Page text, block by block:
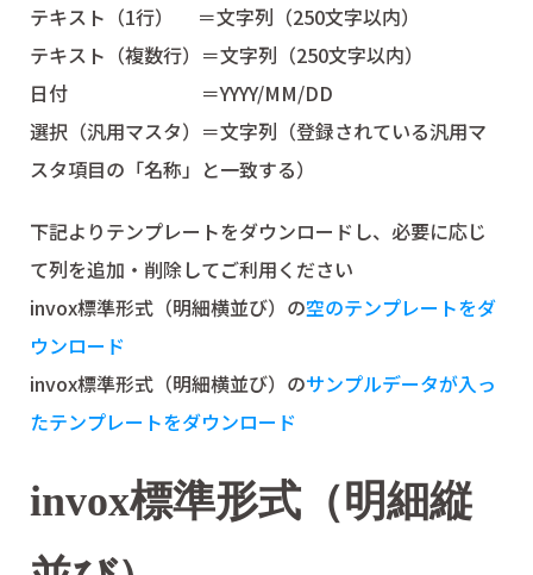
テキスト（1行） ＝文字列（250文字以内）
テキスト（複数行）＝文字列（250文字以内）
日付 ＝YYYY/MM/DD
選択（汎用マスタ）＝文字列（登録されている汎用マ
スタ項目の「名称」と一致する）
下記よりテンプレートをダウンロードし、必要に応じ
て列を追加・削除してご利用ください
invox標準形式（明細横並び）の空のテンプレートをダ
ウンロード
invox標準形式（明細横並び）のサンプルデータが入っ
たテンプレートをダウンロード
invox標準形式（明細縦